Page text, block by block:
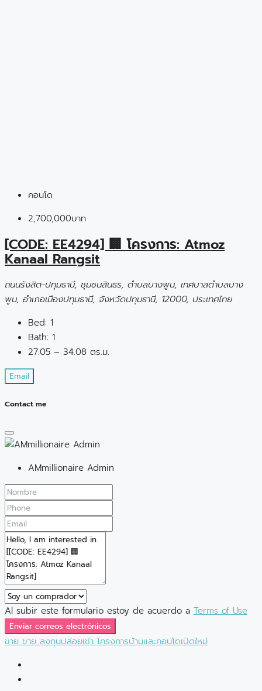
คอนโด
2,700,000บาท
[CODE: EE4294] 🏢 โครงการ: Atmoz
Kanaal Rangsit
ถนนรังสิต-ปทุมธานี, ชุมชนสินธร, ตำบลบางพูน, เทศบาลตำบลบาง
พูน, อำเภอเมืองปทุมธานี, จังหวัดปทุมธานี, 12000, ประเทศไทย
Bed: 1
Bath: 1
27.05 – 34.08 ตร.ม.
Email
Contact me
AMmillionaire Admin
Al subir este formulario estoy de acuerdo a Terms of Use
Enviar correos electrónicos
ขาย ขาย ลงทุนปล่อยเช่า โครงการบ้านและคอนโดเปิดใหม่